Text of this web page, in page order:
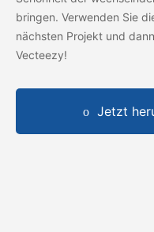
bringen. Verwenden Sie
nächsten Projekt und
Vecteezy!
Jetzt